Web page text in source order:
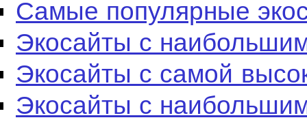
Самые популярные
Экосайты с
Экосайты с самой
Экосайты с